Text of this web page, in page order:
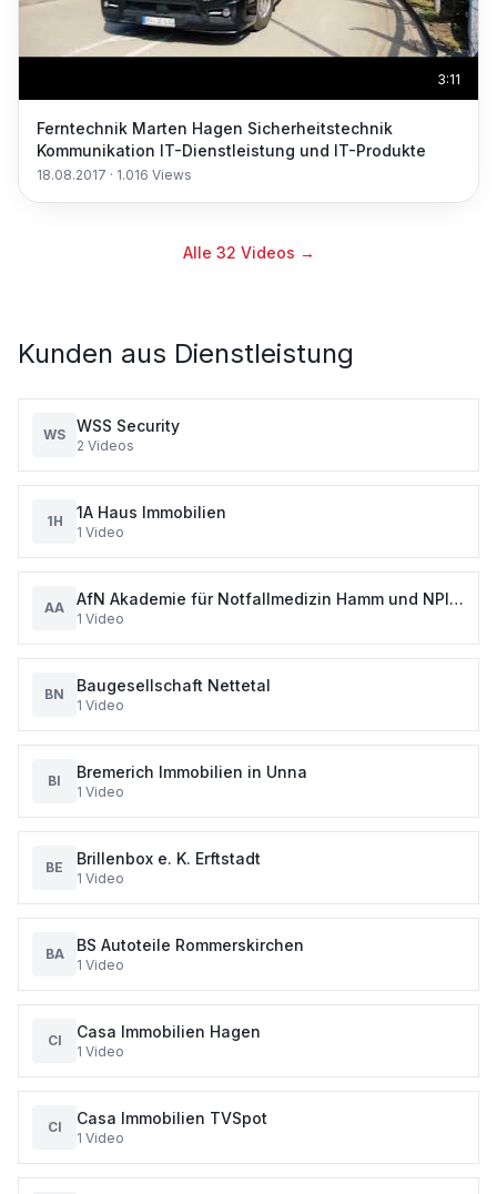
3:11
Ferntechnik Marten Hagen Sicherheitstechnik
Kommunikation IT-Dienstleistung und IT-Produkte
18.08.2017 · 1.016 Views
Alle 32 Videos →
Kunden aus Dienstleistung
WS WSS Security
2 Videos
1H 1A Haus Immobilien
1 Video
AA
AfN Akademie für Notfallmedizin Hamm und NPI
Notfallpädagogisches Institut Essen
1 Video
BN Baugesellschaft Nettetal
1 Video
BI Bremerich Immobilien in Unna
1 Video
BE Brillenbox e. K. Erftstadt
1 Video
BA BS Autoteile Rommerskirchen
1 Video
CI Casa Immobilien Hagen
1 Video
CI Casa Immobilien TVSpot
1 Video